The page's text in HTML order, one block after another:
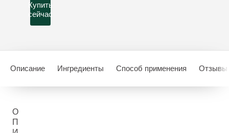
Купить
сейчас
Описание Ингредиенты Способ применения Отзывы
О
П